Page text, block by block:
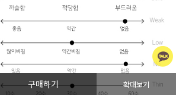
구매하기 확대보기